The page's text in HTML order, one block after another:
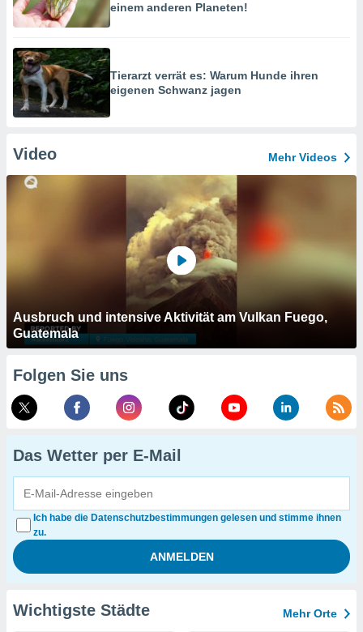
einem anderen Planeten!
Tierarzt verrät es: Warum Hunde ihren
eigenen Schwanz jagen
Video Mehr Videos
Ausbruch und intensive Aktivität am Vulkan Fuego,
Guatemala
Folgen Sie uns
Das Wetter per E-Mail
Ich habe die Datenschutzbestimmungen gelesen und stimme ihnen
zu.
Wichtigste Städte Mehr Orte